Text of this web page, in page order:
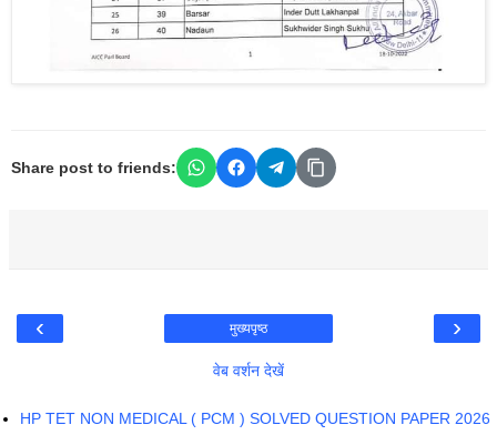
Share post to friends:
‹ ›
मुख्यपृष्ठ
वेब वर्शन देखें
HP TET NON MEDICAL ( PCM ) SOLVED QUESTION PAPER 2026